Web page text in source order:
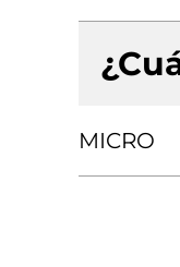
MICRO